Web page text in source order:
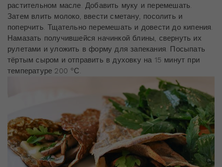
растительном масле. Добавить муку и перемешать.
Затем влить молоко, ввести сметану, посолить и
поперчить. Тщательно перемешать и довести до кипения.
Намазать получившейся начинкой блины, свернуть их
рулетами и уложить в форму для запекания. Посыпать
тёртым сыром и отправить в духовку на 15 минут при
температуре 200 °С.